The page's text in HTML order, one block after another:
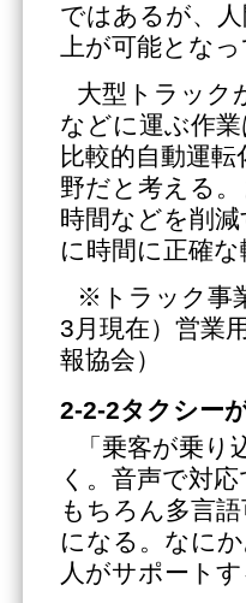
ではあるが、
上が可能となっ
大型トラック
などに運ぶ作
比較的自動運
野だと考える
時間などを削
に時間に正確
※トラック事
3月現在）営業
報協会）
2-2-2タクシー
「乗客が乗
く。音声で対
もちろん多言
になる。なに
人がサポートす